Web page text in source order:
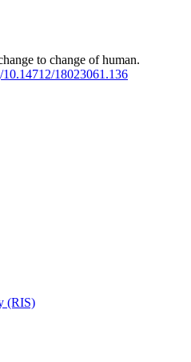
to change of human.
18023061.136
(RIS)